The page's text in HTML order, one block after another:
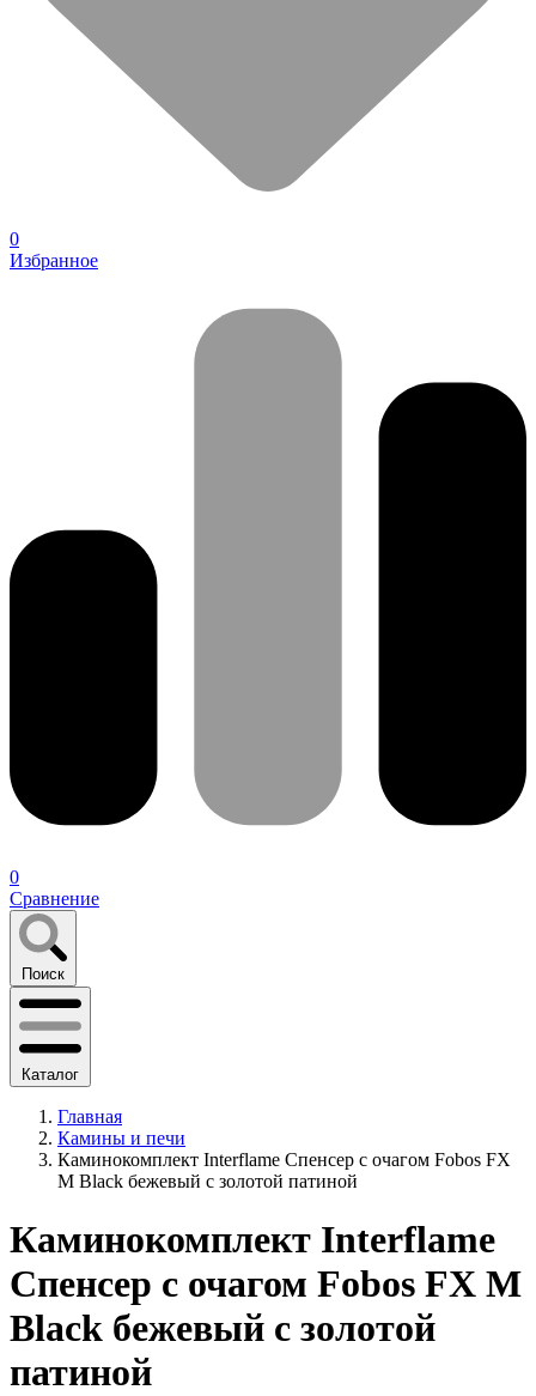
0
Избранное
0
Сравнение
Поиск
Каталог
Главная
Камины и печи
Каминокомплект Interflame Спенсер с очагом Fobos FX
M Black бежевый с золотой патиной
Каминокомплект Interflame
Спенсер с очагом Fobos FX M
Black бежевый с золотой
патиной